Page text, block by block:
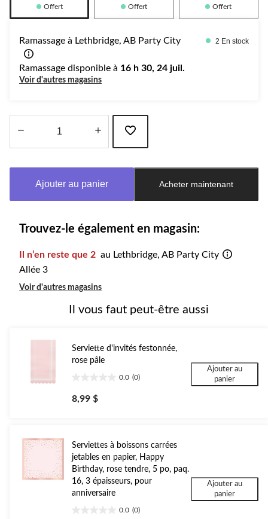
Offert Offert Offert
Ramassage à Lethbridge, AB Party City 2 En stock
Ramassage disponible à 16 h 30, 24 juil.
Voir d'autres magasins
à
Ajouter au panier Acheter maintenant
Trouvez-le également en magasin:
Il n’en reste que 2 au Lethbridge, AB Party City
Allée 3
Voir d'autres magasins
Il vous faut peut-être aussi
Serviette d'invités festonnée,
rose pâle
0.0 (0)
étoile(s)
sur
8,99 $
Ajouter au
panier
Serviettes à boissons carrées
jetables en papier, Happy
Birthday, rose tendre, 5 po, paq.
16, 3 épaisseurs, pour
anniversaire
0.0 (0)
Ajouter au
panier